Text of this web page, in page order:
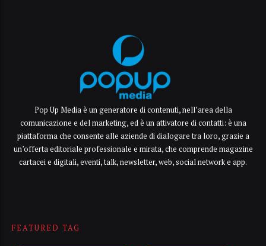
Pop Up Media è un generatore di contenuti, nell’area della
comunicazione e del marketing, ed è un attivatore di contatti: è una
piattaforma che consente alle aziende di dialogare tra loro, grazie a
un’offerta editoriale professionale e mirata, che comprende magazine
cartacei e digitali, eventi, talk, newsletter, web, social network e app.
FEATURED TAG